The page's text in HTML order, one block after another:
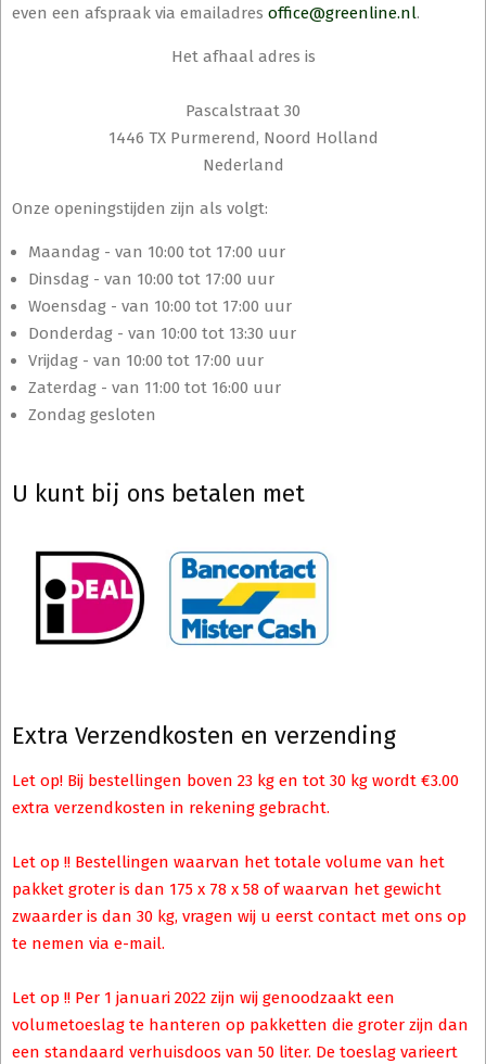
even een afspraak via emailadres office@greenline.nl.
Het afhaal adres is
Pascalstraat 30
1446 TX Purmerend, Noord Holland
Nederland
Onze openingstijden zijn als volgt:
Maandag - van 10:00 tot 17:00 uur
Dinsdag - van 10:00 tot 17:00 uur
Woensdag - van 10:00 tot 17:00 uur
Donderdag - van 10:00 tot 13:30 uur
Vrijdag - van 10:00 tot 17:00 uur
Zaterdag - van 11:00 tot 16:00 uur
Zondag gesloten
U kunt bij ons betalen met
Extra Verzendkosten en verzending
Let op! Bij bestellingen boven 23 kg en tot 30 kg wordt €3.00
extra verzendkosten in rekening gebracht.
Let op !! Bestellingen waarvan het totale volume van het
pakket groter is dan 175 x 78 x 58 of waarvan het gewicht
zwaarder is dan 30 kg, vragen wij u eerst contact met ons op
te nemen via e-mail.
Let op !! Per 1 januari 2022 zijn wij genoodzaakt een
volumetoeslag te hanteren op pakketten die groter zijn dan
een standaard verhuisdoos van 50 liter. De toeslag varieert